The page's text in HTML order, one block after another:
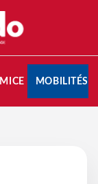
MICE MOBILITÉS